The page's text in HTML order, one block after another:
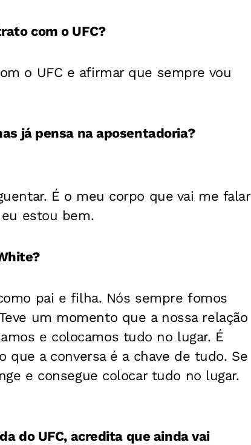
com o UFC?
o UFC e afirmar que sempre vou
já pensa na aposentadoria?
É o meu corpo que vai me falar
estou bem.
pai e filha. Nós sempre fomos
um momento que a nossa relação
e colocamos tudo no lugar. É
a conversa é a chave de tudo. Se
e consegue colocar tudo no lugar.
do UFC, acredita que ainda vai